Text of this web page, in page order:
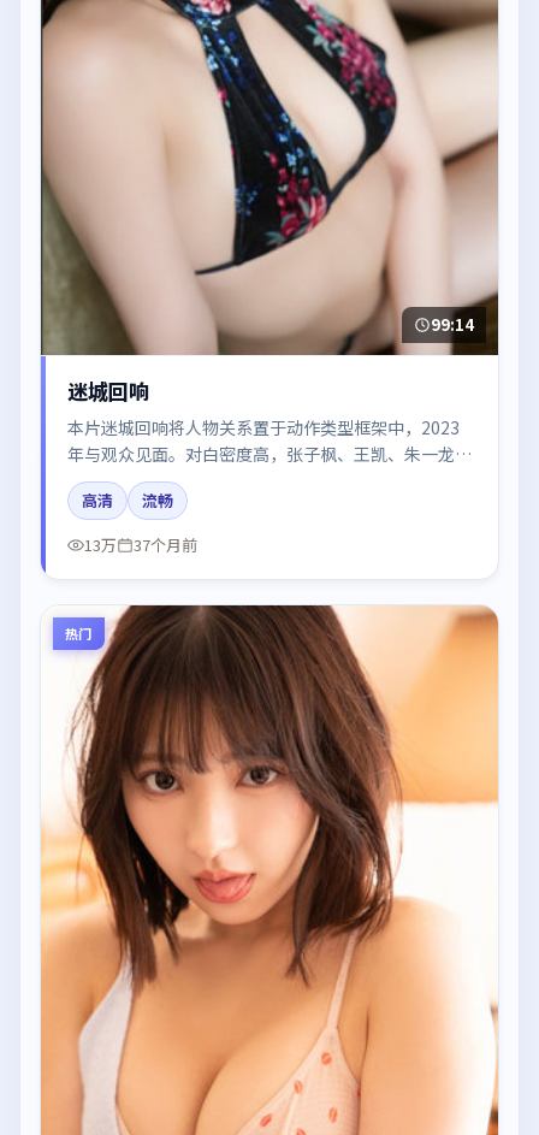
99:14
迷城回响
本片迷城回响将人物关系置于动作类型框架中，2023
年与观众见面。对白密度高，张子枫、王凯、朱一龙的
台词节奏值得关注；整体气质偏中国大陆都市与冷色调
摄影。
高清
流畅
13万
37个月前
热门